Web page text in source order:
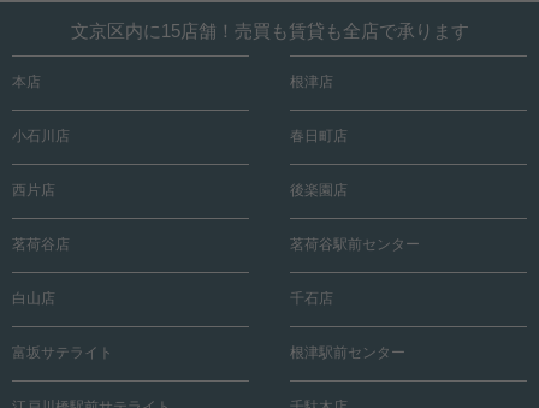
文京区内に15店舗！売買も賃貸も全店で承ります
本店 根津店
小石川店 春日町店
西片店 後楽園店
茗荷谷店 茗荷谷駅前センター
白山店 千石店
富坂サテライト 根津駅前センター